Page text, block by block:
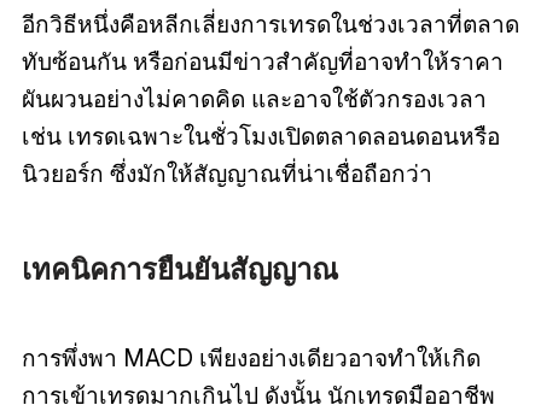
อีกวิธีหนึ่งคือหลีกเลี่ยงการเทรดในช่วงเวลาที่ตลาด
ทับซ้อนกัน หรือก่อนมีข่าวสำคัญที่อาจทำให้ราคา
ผันผวนอย่างไม่คาดคิด และอาจใช้ตัวกรองเวลา
เช่น เทรดเฉพาะในชั่วโมงเปิดตลาดลอนดอนหรือ
นิวยอร์ก ซึ่งมักให้สัญญาณที่น่าเชื่อถือกว่า
เทคนิคการยืนยันสัญญาณ
การพึ่งพา MACD เพียงอย่างเดียวอาจทำให้เกิด
การเข้าเทรดมากเกินไป ดังนั้น นักเทรดมืออาชีพ